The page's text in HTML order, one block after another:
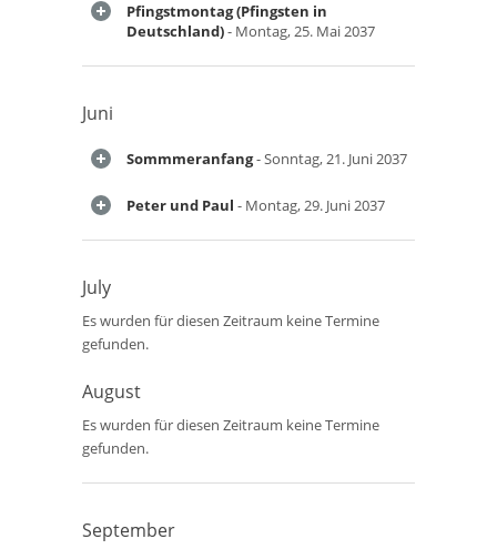
Pfingstmontag (Pfingsten in
Deutschland)- Montag, 25. Mai 2037
Juni
Sommmeranfang- Sonntag, 21. Juni 2037
Peter und Paul - Montag, 29. Juni 2037
July
Es wurden für diesen Zeitraum keine Termine
gefunden.
August
Es wurden für diesen Zeitraum keine Termine
gefunden.
September